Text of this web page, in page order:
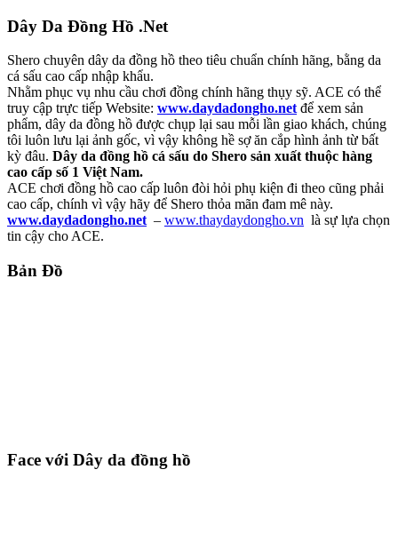
Dây Da Đồng Hồ .Net
Shero chuyên dây da đồng hồ theo tiêu chuẩn chính hãng, bằng da
cá sấu cao cấp nhập khẩu.
Nhằm phục vụ nhu cầu chơi đồng chính hãng thụy sỹ. ACE có thể
truy cập trực tiếp Website: www.daydadongho.net để xem sản
phẩm, dây da đồng hồ được chụp lại sau mỗi lần giao khách, chúng
tôi luôn lưu lại ảnh gốc, vì vậy không hề sợ ăn cắp hình ảnh từ bất
kỳ đâu. Dây da đồng hồ cá sấu do Shero sản xuất thuộc hàng
cao cấp số 1 Việt Nam.
ACE chơi đồng hồ cao cấp luôn đòi hỏi phụ kiện đi theo cũng phải
cao cấp, chính vì vậy hãy để Shero thỏa mãn đam mê này.
www.daydadongho.net – www.thaydaydongho.vn là sự lựa chọn
tin cậy cho ACE.
Bản Đồ
Face với Dây da đồng hồ